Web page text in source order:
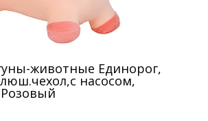
животные Единорог,
насосом,